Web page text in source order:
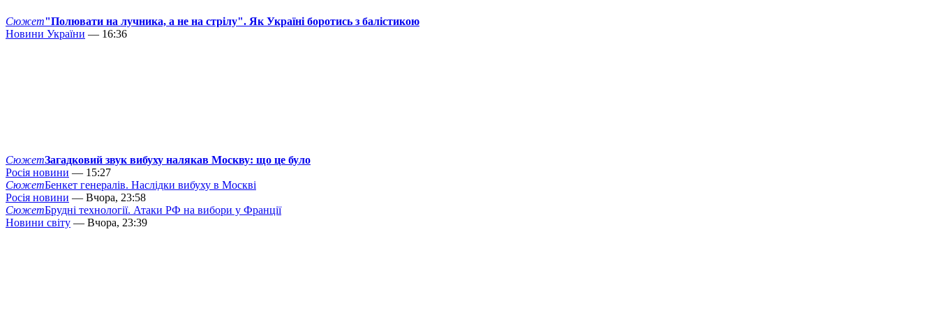
Сюжет"Полювати на лучника, а не на стрілу". Як Україні боротись з балістикою
Новини України — 16:36
СюжетЗагадковий звук вибуху налякав Москву: що це було
Росія новини — 15:27
СюжетБенкет генералів. Наслідки вибуху в Москві
Росія новини — Вчора, 23:58
СюжетБрудні технології. Атаки РФ на вибори у Франції
Новини світу — Вчора, 23:39